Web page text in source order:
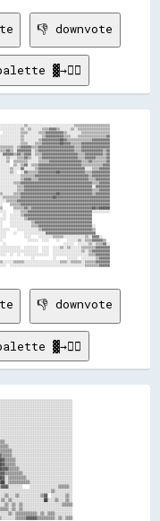
👎 downvote
▓→✊🏽
▒▒▒▒▒▒▒▒░░░░░░▒▒▒▒▒▒▓▓▓▓▓▓▓▓▓▓▓▓▓▓▓▓▓▓▒▒▒▒▓▓▒▒▒▒▒▒▒▒▓▓
▒▒░░▒▒▓▓░░▒▒▒▒▓▓▓▓▓▓▓▓▓▓▓▓▓▓▓▓▓▓▓▓▓▓▓▓▒▒▒▒▒▒▒▒▒▒▒▒▓▓▓▓
░░▓▓▒▒▒▒▒▒▓▓▓▓▓▓▓▓▓▓██▓▓▓▓▓▓▓▓▓▓▓▓▓▓▒▒▒▒▓▓▓▓▓▓▓▓▓▓
▒▒▒▒▒▒▓▓▓▓▓▓▓▓▓▓▓▓▓▓▓▓▓▓▓▓▓▓▓▓▓▓▓▓▓▓▓▓▓▓▓▓▓▓▓▓▓▓▓▓▓▓▓▓▓▓
▒▒▒▒▒▒▓▓▒▒▓▓▓▓▓▓▓▓▓▓▓▓▓▓▓▓▓▓▓▓▓▓▓▓▓▓▓▓▓▓▓▓▓▓██▓▓██████
░░░░▒▒▒▒▓▓▓▓▓▓▓▓▓▓▓▓▓▓▓▓▓▓▓▓▓▓▓▓▓▓▓▓▓▓▓▓▓▓▓▓░░░░░░░░░░
░░  ░░░░░░▒▒▓▓▓▓▓▓▓▓▓▓▓▓▓▓▓▓▓▓▓▓▓▓▓▓▓▓▓▓▓▓▓▓▓▓▓▓▓▓
░░░░░░  ░░░░░░░░▒▒▓▓▓▓▓▓▓▓▓▓▓▓▓▓▓▓▓▓▓▓▓▓▓▓▓▓▓▓▓▓▓▓▓▓▓▓
░░░░░░░░░░░░▒▒▓▓▓▓▓▓▓▓▓▓▓▓▓▓▓▓▓▓▓▓▓▓▓▓▓▓▓▓▓▓▓▓
░░░░░░░░░░░░▒▒▒▒▓▓▓▓▓▓▓▓▓▓▓▓▓▓▓▓▓▓▓▓▓▓▓▓▓▓▓▓▓▓░░
░░░░░░░░░░░░▒▒▓▓▓▓▓▓▓▓▓▓▓▓▓▓▓▓▓▓▓▓▓▓▓▓▓▓▓▓▒▒
░░    ░░░░░░░░░░░░▓▓▓▓▓▓▓▓▓▓▓▓▓▓▓▓▓▓▓▓▓▓▓▓▓▓▓▓
░░░░    ░░░░░░░░▒▒▒▒▒▒░░░░░░░░░░░░▒▒░░▓▓▓▓░░
░░░░░░  ░░░░    ░░    ░░░░░░▒▒░░▒▒▒▒▓▓▓▓▓▓▒▒
░░                                ░░░░░░  ░░░░░░▒▒░░▒▒▒▒▓▓░░
░░░░░░░░  ░░░░  ░░░░▒▒░░▒▒░░░░░░▒▒▒▒▒▒▒▒▓▓▓▓▓▓▓▓
░░░░  ░░░░░░░░░░░░░░░░▒▒░░▒▒▓▓▓▓▓▓▓▓▓▓
░░░░░░░░░░░░░░  ░░░░░░░░░░░░░░░░░░░░▒▒▒▒▓▓▓▓▓▓▓▓
░░          ░░      ░░░░░░  ░░░░░░░░▒▒▓▓▓▓▓▓
👎 downvote
▓→✊🏽